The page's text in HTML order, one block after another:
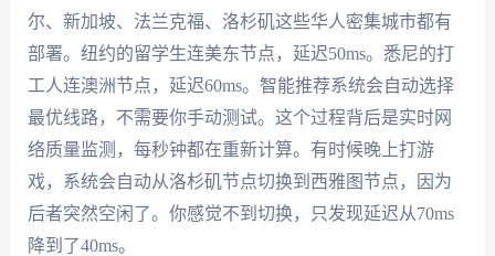
尔、新加坡、法兰克福、洛杉矶这些华人密集城市都有
部署。纽约的留学生连美东节点，延迟50ms。悉尼的打
工人连澳洲节点，延迟60ms。智能推荐系统会自动选择
最优线路，不需要你手动测试。这个过程背后是实时网
络质量监测，每秒钟都在重新计算。有时候晚上打游
戏，系统会自动从洛杉矶节点切换到西雅图节点，因为
后者突然空闲了。你感觉不到切换，只发现延迟从70ms
降到了40ms。